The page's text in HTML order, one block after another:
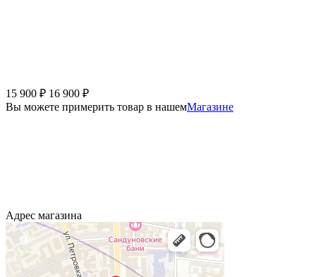
15 900 ₽ 16 900 ₽
Вы можете примерить товар в нашемМагазине
Адрес магазина